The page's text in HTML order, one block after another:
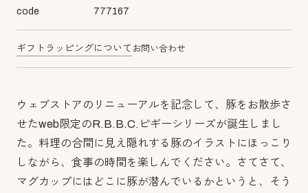
code 777167
ギフトラッピングについて お問い合わせ
ウェブストアのリニューアルを記念して、豚をお散歩さ
せたweb限定のR.B.B.C.ピギーシリーズが誕生しまし
た。料理の合間に見え隠れする豚のイラストにほっこり
しながら、食事の時間を楽しんでください。さてさて、
マグカップにはどこに豚が潜んでいるかというと、そう